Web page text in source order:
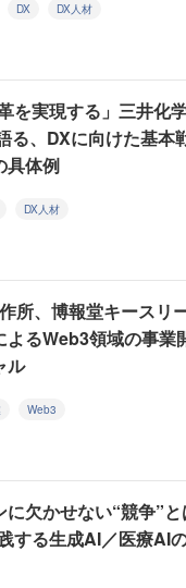
DX DX人材
を実現する」三井化
る、DXに向けた基本
具体例
DX人材
所、博報堂キースリ
よるWeb3領域の事業
ル
Web3
に欠かせない“競争”
する生成AI／医療AI